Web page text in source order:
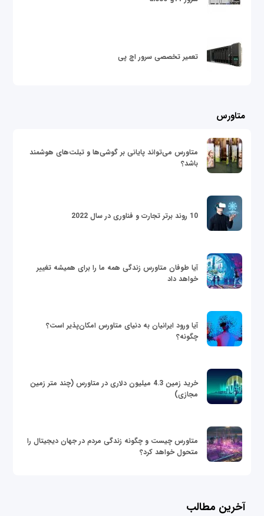
تعمیر تخصصی سرور اچ پی
متاورس
متاورس می‌تواند پایانی بر گوشی‌ها و تبلت‌های هوشمند
باشد؟
10 روند برتر تجارت و فناوری در سال 2022
آیا طوفان متاورس زندگی همه ما را برای همیشه تغییر
خواهد داد
آیا ورود ایرانیان به دنیای متاورس امکان‌پذیر است؟
چگونه؟
خرید زمین 4.3 میلیون دلاری در متاورس (چند متر زمین
مجازی)
متاورس چیست و چگونه زندگی مردم در جهان دیجیتال را
متحول خواهد کرد؟
آخرین مطالب